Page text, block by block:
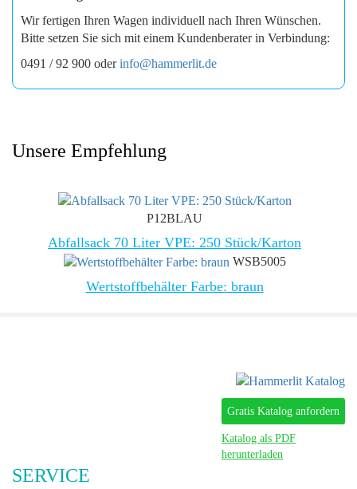
Wir fertigen Ihren Wagen individuell nach Ihren Wünschen.
Bitte setzen Sie sich mit einem Kundenberater in Verbindung:
0491 / 92 900 oderinfo@hammerlit.de
Unsere Empfehlung
P12BLAU
Abfallsack 70 Liter VPE: 250 Stück/Karton
WSB5005
Wertstoffbehälter Farbe: braun
Gratis Katalog anfordern
Katalog als PDF
herunterladen
SERVICE